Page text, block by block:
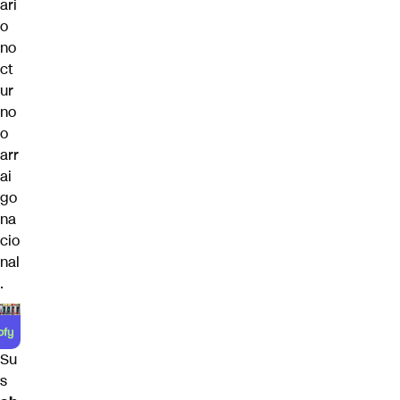
ari
o
no
ct
ur
no
o
arr
ai
go
na
cio
nal
.
Su
s